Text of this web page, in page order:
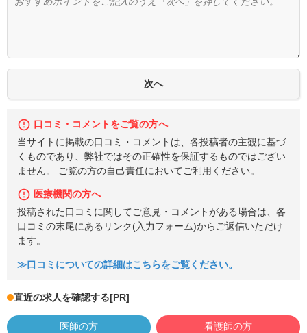
口コミ・コメントをご覧の方へ
当サイトに掲載の口コミ・コメントは、各投稿者の主観に基づ
くものであり、弊社ではその正確性を保証するものではござい
ません。 ご覧の方の自己責任においてご利用ください。
医療機関の方へ
投稿された口コミに関してご意見・コメントがある場合は、各
口コミの末尾にあるリンク(入力フォーム)からご返信いただけ
ます。
≫口コミについての詳細はこちらをご覧ください。
直近の求人を確認する[PR]
医師の方 看護師の方